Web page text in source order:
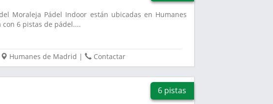
Moraleja Pádel Indoor están ubicadas en Humanes
6 pistas de pádel....
Humanes de Madrid | Contactar
6 pistas